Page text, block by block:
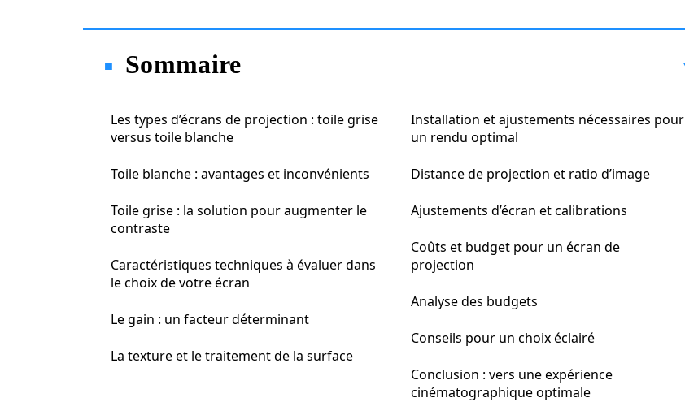
Sommaire
Les types d’écrans de projection : toile grise
versus toile blanche
Toile blanche : avantages et inconvénients
Toile grise : la solution pour augmenter le
contraste
Caractéristiques techniques à évaluer dans
le choix de votre écran
Le gain : un facteur déterminant
La texture et le traitement de la surface
Installation et ajustements nécessaires pour
un rendu optimal
Distance de projection et ratio d’image
Ajustements d’écran et calibrations
Coûts et budget pour un écran de
projection
Analyse des budgets
Conseils pour un choix éclairé
Conclusion : vers une expérience
cinématographique optimale